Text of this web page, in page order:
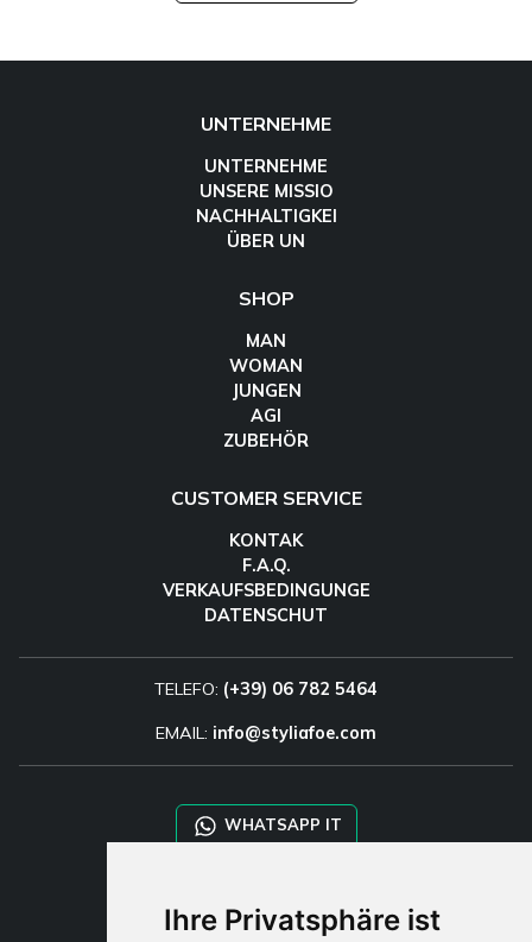
Ihre Privatsphäre ist
UNTERNEHME
UNTERNEHME
UNSERE MISSIO
NACHHALTIGKEI
ÜBER UN
SHOP
MAN
WOMAN
JUNGEN
AGI
ZUBEHÖR
CUSTOMER SERVICE
KONTAK
F.A.Q.
VERKAUFSBEDINGUNGE
DATENSCHUT
TELEFO: (+39) 06 782 5464
EMAIL: info@styliafoe.com
WHATSAPP IT